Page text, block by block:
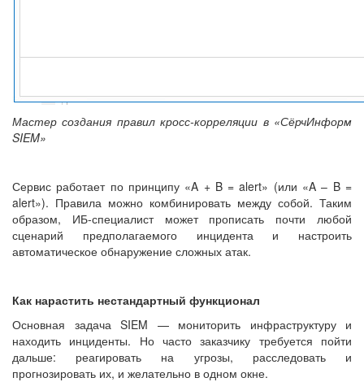
Мастер создания правил кросс-корреляции в «СёрчИнформ
SIEM»
Сервис работает по принципу «A + B = alert» (или «A – B =
alert»). Правила можно комбинировать между собой. Таким
образом, ИБ-специалист может прописать почти любой
сценарий предполагаемого инцидента и настроить
автоматическое обнаружение сложных атак.
Как нарастить нестандартный функционал
Основная задача SIEM — мониторить инфраструктуру и
находить инциденты. Но часто заказчику требуется пойти
дальше: реагировать на угрозы, расследовать и
прогнозировать их, и желательно в одном окне.